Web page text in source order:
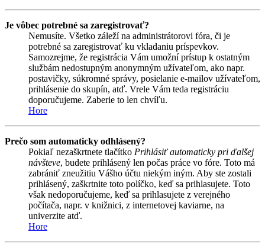
Je vôbec potrebné sa zaregistrovať?
Nemusíte. Všetko záleží na administrátorovi fóra, či je
potrebné sa zaregistrovať ku vkladaniu príspevkov.
Samozrejme, že registrácia Vám umožní prístup k ostatným
službám nedostupným anonymným užívateľom, ako napr.
postavičky, súkromné správy, posielanie e-mailov užívateľom,
prihlásenie do skupín, atď. Vrele Vám teda registráciu
doporučujeme. Zaberie to len chvíľu.
Hore
Prečo som automaticky odhlásený?
Pokiaľ nezaškrtnete tlačítko Prihlásiť automaticky pri ďalšej
návšteve, budete prihlásený len počas práce vo fóre. Toto má
zabrániť zneužitiu Vášho účtu niekým iným. Aby ste zostali
prihlásený, zaškrtnite toto políčko, keď sa prihlasujete. Toto
však nedoporučujeme, keď sa prihlasujete z verejného
počítača, napr. v knižnici, z internetovej kaviarne, na
univerzite atď.
Hore